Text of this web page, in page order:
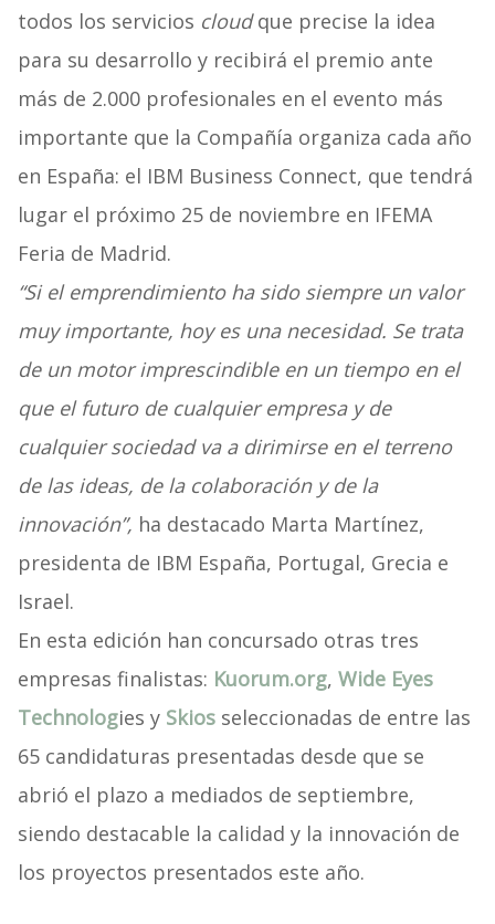
todos los servicios cloudque precise la idea
para su desarrollo y recibirá el premio ante
más de 2.000 profesionales en el evento más
importante que la Compañía organiza cada año
en España: el IBM Business Connect, que tendrá
lugar el próximo 25 de noviembre en IFEMA
Feria de Madrid.
“Si el emprendimiento ha sido siempre un valor
muy importante, hoy es una necesidad. Se trata
de un motor imprescindible en un tiempo en el
que el futuro de cualquier empresa y de
cualquier sociedad va a dirimirse en el terreno
de las ideas, de la colaboración y de la
innovación”, ha destacado Marta Martínez,
presidenta de IBM España, Portugal, Grecia e
Israel.
En esta edición han concursado otras tres
empresas finalistas: Kuorum.org, Wide Eyes
Technologies y Skiosseleccionadas de entre las
65 candidaturas presentadas desde que se
abrió el plazo a mediados de septiembre,
siendo destacable la calidad y la innovación de
los proyectos presentados este año.